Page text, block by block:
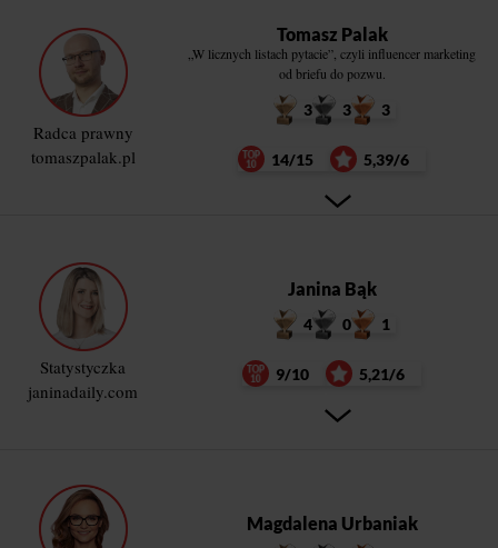
Radca prawny
tomaszpalak.pl
Tomasz Palak
„W licznych listach pytacie”, czyli influencer marketing
od briefu do pozwu.
3 3 3
14/15 5,39/6
Statystyczka
janinadaily.com
Janina Bąk
4 0 1
9/10 5,21/6
Magdalena Urbaniak